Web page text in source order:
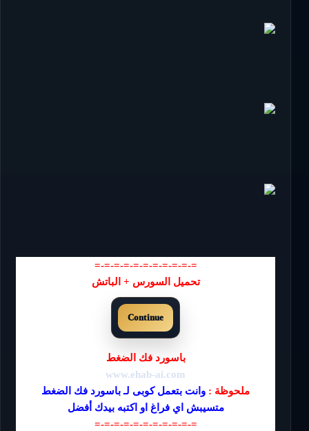
=-=-=-=-=-=-=-=-=-=-=
تحميل السورس + الباتش
Continue
باسورد فك الضغط
www.ehab-ai.com
ملحوظة : وانت بتعمل كوبى لـ باسورد فك الضغط
متسيبش اي فراغ او اكتبه بيدك أفضل
=-=-=-=-=-=-=-=-=-=-=